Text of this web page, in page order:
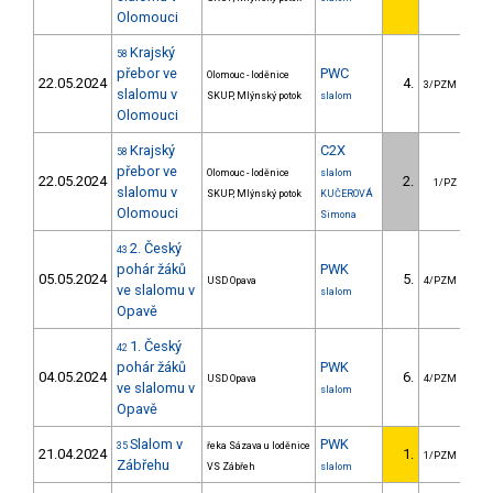
Olomouci
22.05.2024
58 Krajský
přebor ve
slalomu v
Olomouci
Olomouc - loděnice
SKUP, Mlýnský potok
PWC
slalom
4. 3/PZM
22.05.2024
58 Krajský
přebor ve
slalomu v
Olomouci
Olomouc - loděnice
SKUP, Mlýnský potok
C2X
slalom
KUČEROVÁ
Simona
2. 1/PZ
05.05.2024
43 2. Český
pohár žáků
ve slalomu v
Opavě
USD Opava
PWK
slalom
5. 4/PZM
04.05.2024
42 1. Český
pohár žáků
ve slalomu v
Opavě
USD Opava
PWK
slalom
6. 4/PZM
21.04.2024 35 Slalom v
Zábřehu
řeka Sázava u loděnice
VS Zábřeh
PWK
slalom
1. 1/PZM